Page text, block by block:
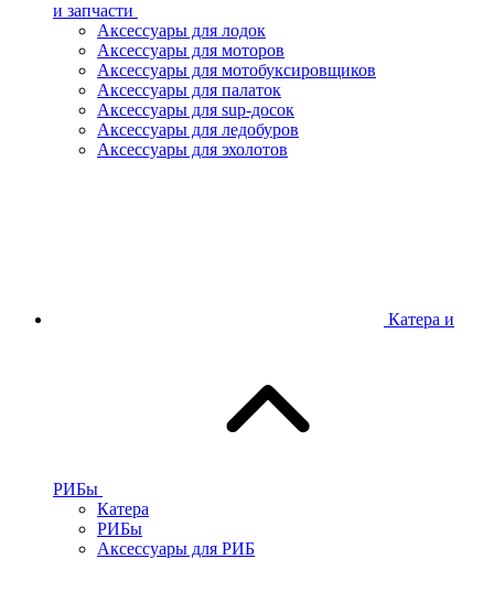
и запчасти
Аксессуары для лодок
Аксессуары для моторов
Аксессуары для мотобуксировщиков
Аксессуары для палаток
Аксессуары для sup-досок
Аксессуары для ледобуров
Аксессуары для эхолотов
Катера и
РИБы
Катера
РИБы
Аксессуары для РИБ